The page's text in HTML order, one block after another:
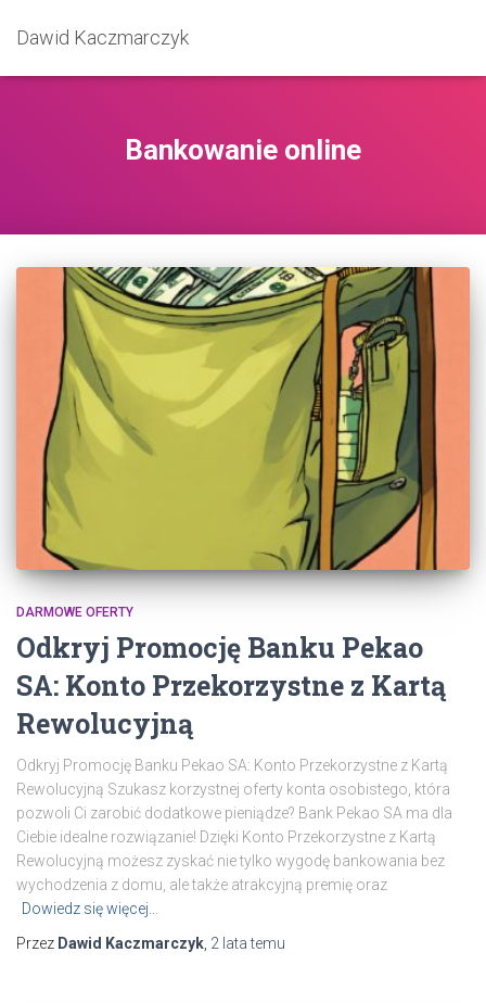
Dawid Kaczmarczyk
Bankowanie online
DARMOWE OFERTY
Odkryj Promocję Banku Pekao
SA: Konto Przekorzystne z Kartą
Rewolucyjną
Odkryj Promocję Banku Pekao SA: Konto Przekorzystne z Kartą
Rewolucyjną Szukasz korzystnej oferty konta osobistego, która
pozwoli Ci zarobić dodatkowe pieniądze? Bank Pekao SA ma dla
Ciebie idealne rozwiązanie! Dzięki Konto Przekorzystne z Kartą
Rewolucyjną możesz zyskać nie tylko wygodę bankowania bez
wychodzenia z domu, ale także atrakcyjną premię oraz
Dowiedz się więcej…
Przez Dawid Kaczmarczyk 2 latatemu